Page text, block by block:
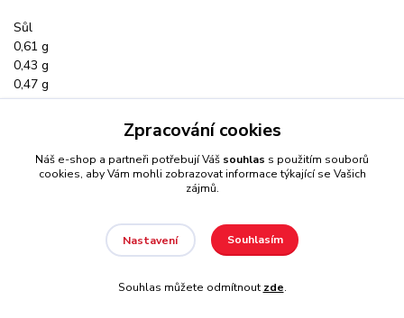
Sůl
0,61 g
0,43 g
0,47 g
0,47 g
Zpracování cookies
Náš e-shop a partneři potřebují Váš souhlas s použitím souborů
cookies, aby Vám mohli zobrazovat informace týkající se Vašich
zájmů.
Nastavení Souhlasím
Souhlas můžete odmítnout zde.